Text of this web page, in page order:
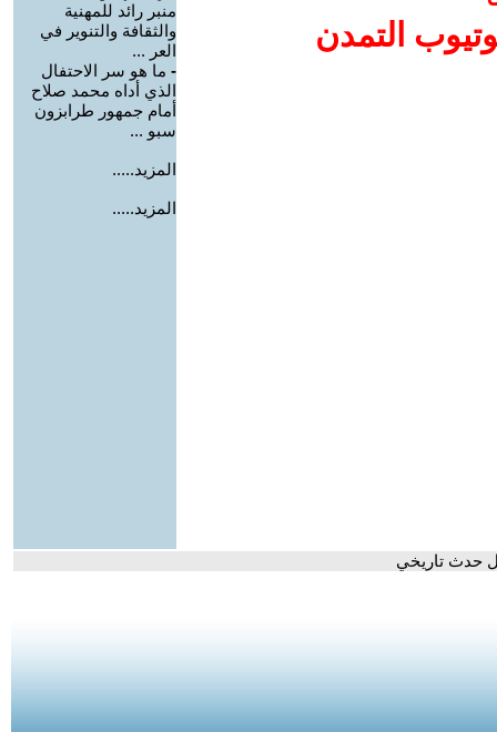
التمدن
منبر رائد للمهنية
والثقافة والتنوير في
العر ...
- ما هو سر الاحتفال
الذي أداه محمد صلاح
أمام جمهور طرابزون
سبو ...
المزيد.....
المزيد.....
حدث تاريخي